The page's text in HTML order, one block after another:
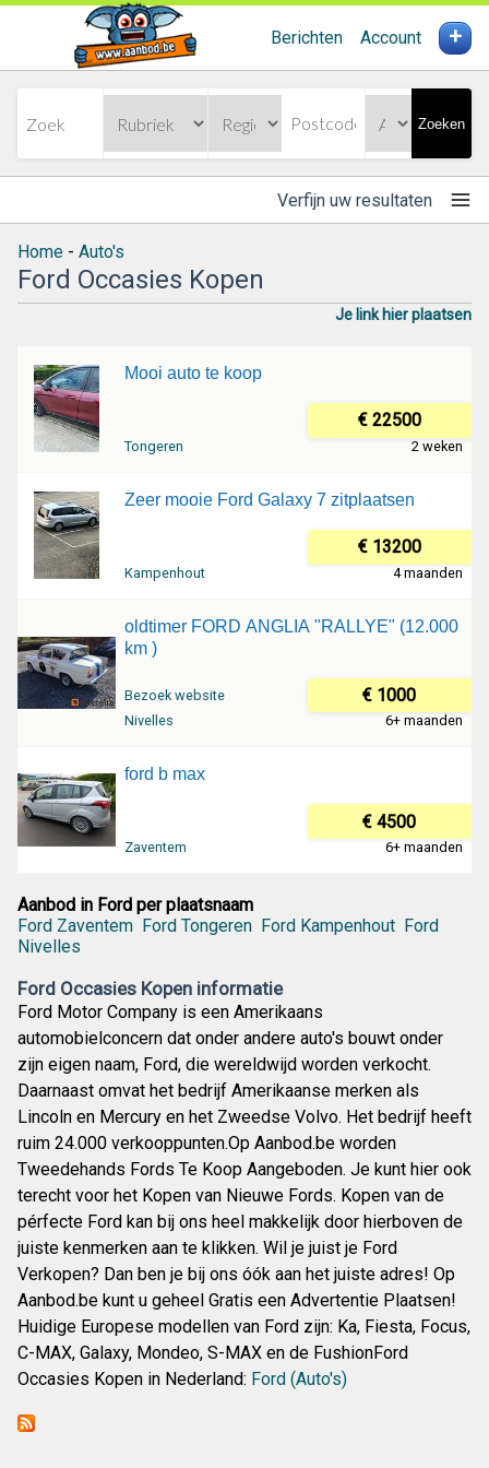
Berichten Account +
Zoeken
Verfijn uw resultaten
Home - Auto's
Ford Occasies Kopen
Je link hier plaatsen
Mooi auto te koop
€ 22500
Tongeren 2 weken
Zeer mooie Ford Galaxy 7 zitplaatsen
€ 13200
Kampenhout 4 maanden
oldtimer FORD ANGLIA "RALLYE" (12.000
km )
Bezoek website € 1000
Nivelles 6+ maanden
ford b max
€ 4500
Zaventem 6+ maanden
Aanbod in Ford per plaatsnaam
Ford Zaventem Ford Tongeren Ford Kampenhout Ford
Nivelles
Ford Occasies Kopen informatie
Ford Motor Company is een Amerikaans
automobielconcern dat onder andere auto's bouwt onder
zijn eigen naam, Ford, die wereldwijd worden verkocht.
Daarnaast omvat het bedrijf Amerikaanse merken als
Lincoln en Mercury en het Zweedse Volvo. Het bedrijf heeft
ruim 24.000 verkooppunten.Op Aanbod.be worden
Tweedehands Fords Te Koop Aangeboden. Je kunt hier ook
terecht voor het Kopen van Nieuwe Fords. Kopen van de
pérfecte Ford kan bij ons heel makkelijk door hierboven de
juiste kenmerken aan te klikken. Wil je juist je Ford
Verkopen? Dan ben je bij ons óók aan het juiste adres! Op
Aanbod.be kunt u geheel Gratis een Advertentie Plaatsen!
Huidige Europese modellen van Ford zijn: Ka, Fiesta, Focus,
C-MAX, Galaxy, Mondeo, S-MAX en de FushionFord
Occasies Kopen in Nederland: Ford (Auto's)